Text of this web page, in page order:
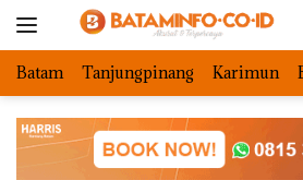
Batam Tanjungpinang Karimun